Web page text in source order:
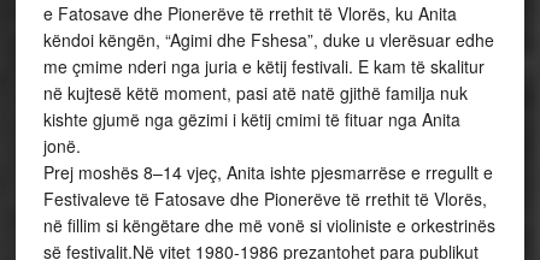
e Fatosave dhe Pionerëve të rrethit të Vlorës, ku Anita
këndoi këngën, “Agimi dhe Fshesa”, duke u vlerësuar edhe
me çmime nderi nga juria e këtij festivali. E kam të skalitur
në kujtesë këtë moment, pasi atë natë gjithë familja nuk
kishte gjumë nga gëzimi i këtij cmimi të fituar nga Anita
jonë.
Prej moshës 8–14 vjeç, Anita ishte pjesmarrëse e rregullt e
Festivaleve të Fatosave dhe Pionerëve të rrethit të Vlorës,
në fillim si këngëtare dhe më vonë si violiniste e orkestrinës
së festivalit.Në vitet 1980-1986 prezantohet para publikut